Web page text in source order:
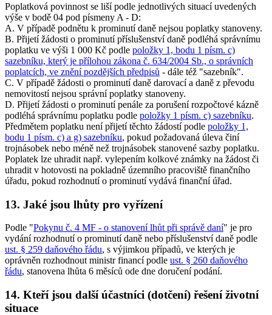
Poplatková povinnost se liší podle jednotlivých situací uvedených
výše v bodě 04 pod písmeny A - D:
A. V případě podnětu k prominutí daně nejsou poplatky stanoveny.
B. Přijetí žádosti o prominutí příslušenství daně podléhá správnímu
poplatku ve výši 1 000 Kč podle položky 1, bodu 1 písm. c)
sazebníku, který je přílohou zákona č. 634/2004 Sb., o správních
poplatcích, ve znění pozdějších předpisů - dále též "sazebník".
C. V případě žádosti o prominutí daně darovací a daně z převodu
nemovitostí nejsou správní poplatky stanoveny.
D. Přijetí žádosti o prominutí penále za porušení rozpočtové kázně
podléhá správnímu poplatku podle položky 1 písm. c) sazebníku.
Předmětem poplatku není přijetí těchto žádostí podle položky 1,
bodu 1 písm. c) a g) sazebníku, pokud požadovaná úleva činí
trojnásobek nebo méně než trojnásobek stanovené sazby poplatku.
Poplatek lze uhradit např. vylepením kolkové známky na žádost či
uhradit v hotovosti na pokladně územního pracoviště finančního
úřadu, pokud rozhodnutí o prominutí vydává finanční úřad.
13. Jaké jsou lhůty pro vyřízení
Podle "Pokynu č. 4 MF - o stanovení lhůt při správě daní" je pro
vydání rozhodnutí o prominutí daně nebo příslušenství daně podle
ust. § 259 daňového řádu, s výjimkou případů, ve kterých je
oprávněn rozhodnout ministr financí podle ust. § 260 daňového
řádu, stanovena lhůta 6 měsíců ode dne doručení podání.
14. Kteří jsou další účastníci (dotčení) řešení životní
situace